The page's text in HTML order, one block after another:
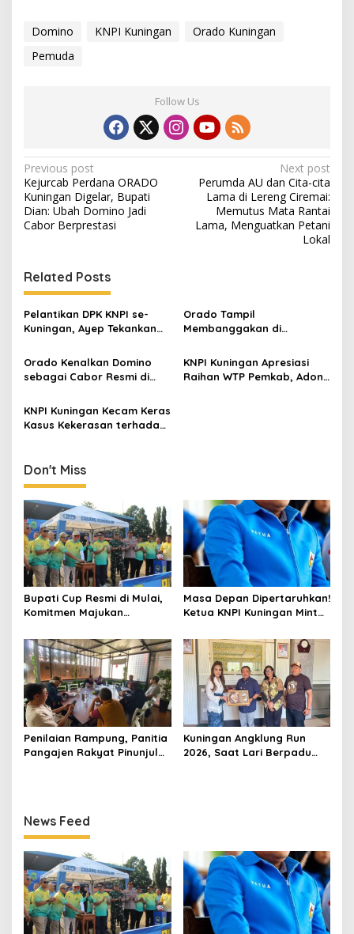
Domino KNPI Kuningan
Orado Kuningan
Pemuda
Follow Us
Post
navigation
Previous post
Kejurcab Perdana ORADO
Kuningan Digelar, Bupati
Dian: Ubah Domino Jadi
Cabor Berprestasi
Next post
Perumda AU dan Cita-cita
Lama di Lereng Ciremai:
Memutus Mata Rantai
Lama, Menguatkan Petani
Lokal
Related Posts
Pelantikan DPK KNPI se-
Kuningan, Ayep Tekankan
Pembangunan Daerah
Orado Tampil
Membanggakan di
Pengcab dr Agah : Saatnya
Domino Naik Kelas dan
Dikenal Luas Masyarakat
Orado Kenalkan Domino
sebagai Cabor Resmi di
Atlet Berprestasi Kuningan
KNPI Kuningan Apresiasi
Raihan WTP Pemkab, Adon:
KNPI Kuningan Kecam Keras
Kasus Kekerasan terhadap
Don't Miss
Bupati Cup Resmi di Mulai,
Komitmen Majukan
Masa Depan Dipertaruhkan!
Ketua KNPI Kuningan Minta
Evaluasi Besar
Penilaian Rampung, Panitia
Pangajen Rakyat Pinunjul
Kuningan Angklung Run
2026, Saat Lari Berpadu
News Feed